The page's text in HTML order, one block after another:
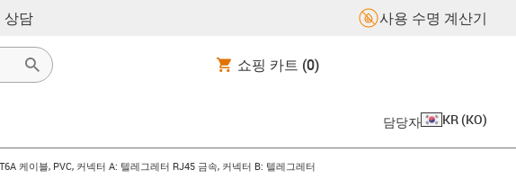
상담 사용 수명 계산기
쇼핑 카트 (0)
담당자 KR (KO)
right
케이블, PVC, 커넥터 A: 텔레그레터 RJ45 금속, 커넥터 B: 텔레그레터